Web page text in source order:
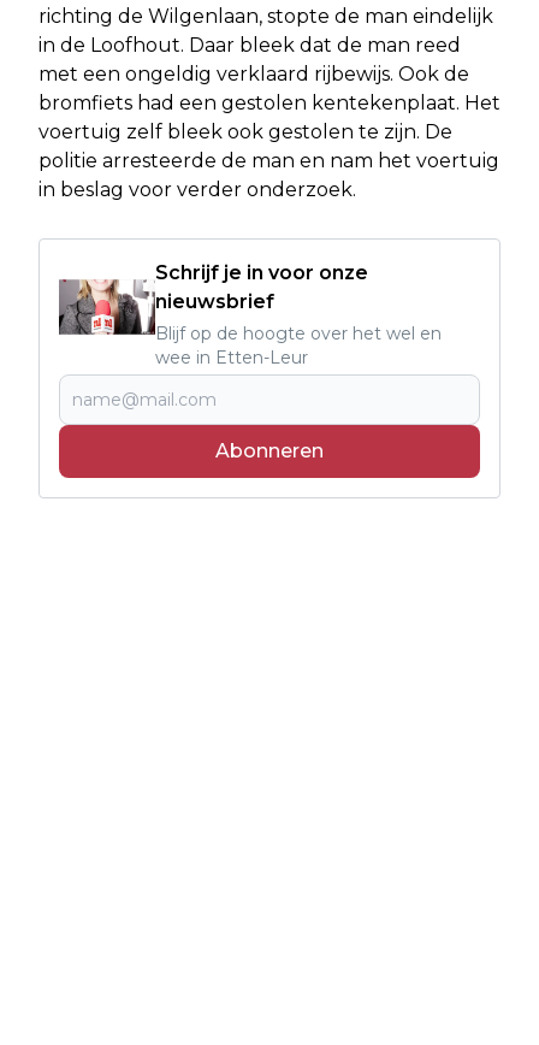
richting de Wilgenlaan, stopte de man eindelijk
in de Loofhout. Daar bleek dat de man reed
met een ongeldig verklaard rijbewijs. Ook de
bromfiets had een gestolen kentekenplaat. Het
voertuig zelf bleek ook gestolen te zijn. De
politie arresteerde de man en nam het voertuig
in beslag voor verder onderzoek.
Schrijf je in voor onze
nieuwsbrief
Blijf op de hoogte over het wel en
wee in Etten-Leur
Abonneren